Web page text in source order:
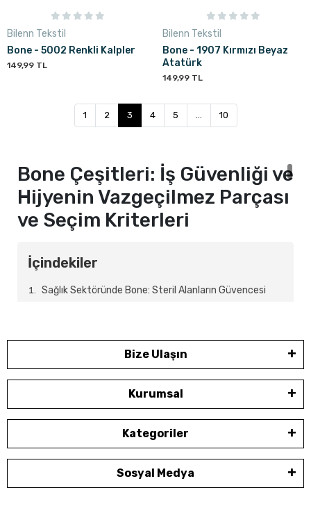
Bilenn Tekstil
Bone - 5002 Renkli Kalpler
149,99 TL
Bilenn Tekstil
Bone - 1907 Kırmızı Beyaz
Atatürk
149,99 TL
1 2 3 4 5 ... 10
Bone Çeşitleri: İş Güvenliği ve
Hijyenin Vazgeçilmez Parçası
ve Seçim Kriterleri
İçindekiler
Sağlık Sektöründe Bone: Steril Alanların Güvencesi
Bone Seçiminde Dikkat Edilmesi Gereken Kritik
Bilenn Tekstil’in Bone Çözümlerinde Kalite ve Hız
Sonuç: Hijyende İhmal Edilemez Detay
Bize Ulaşın
Kurumsal
Kategoriler
Sosyal Medya